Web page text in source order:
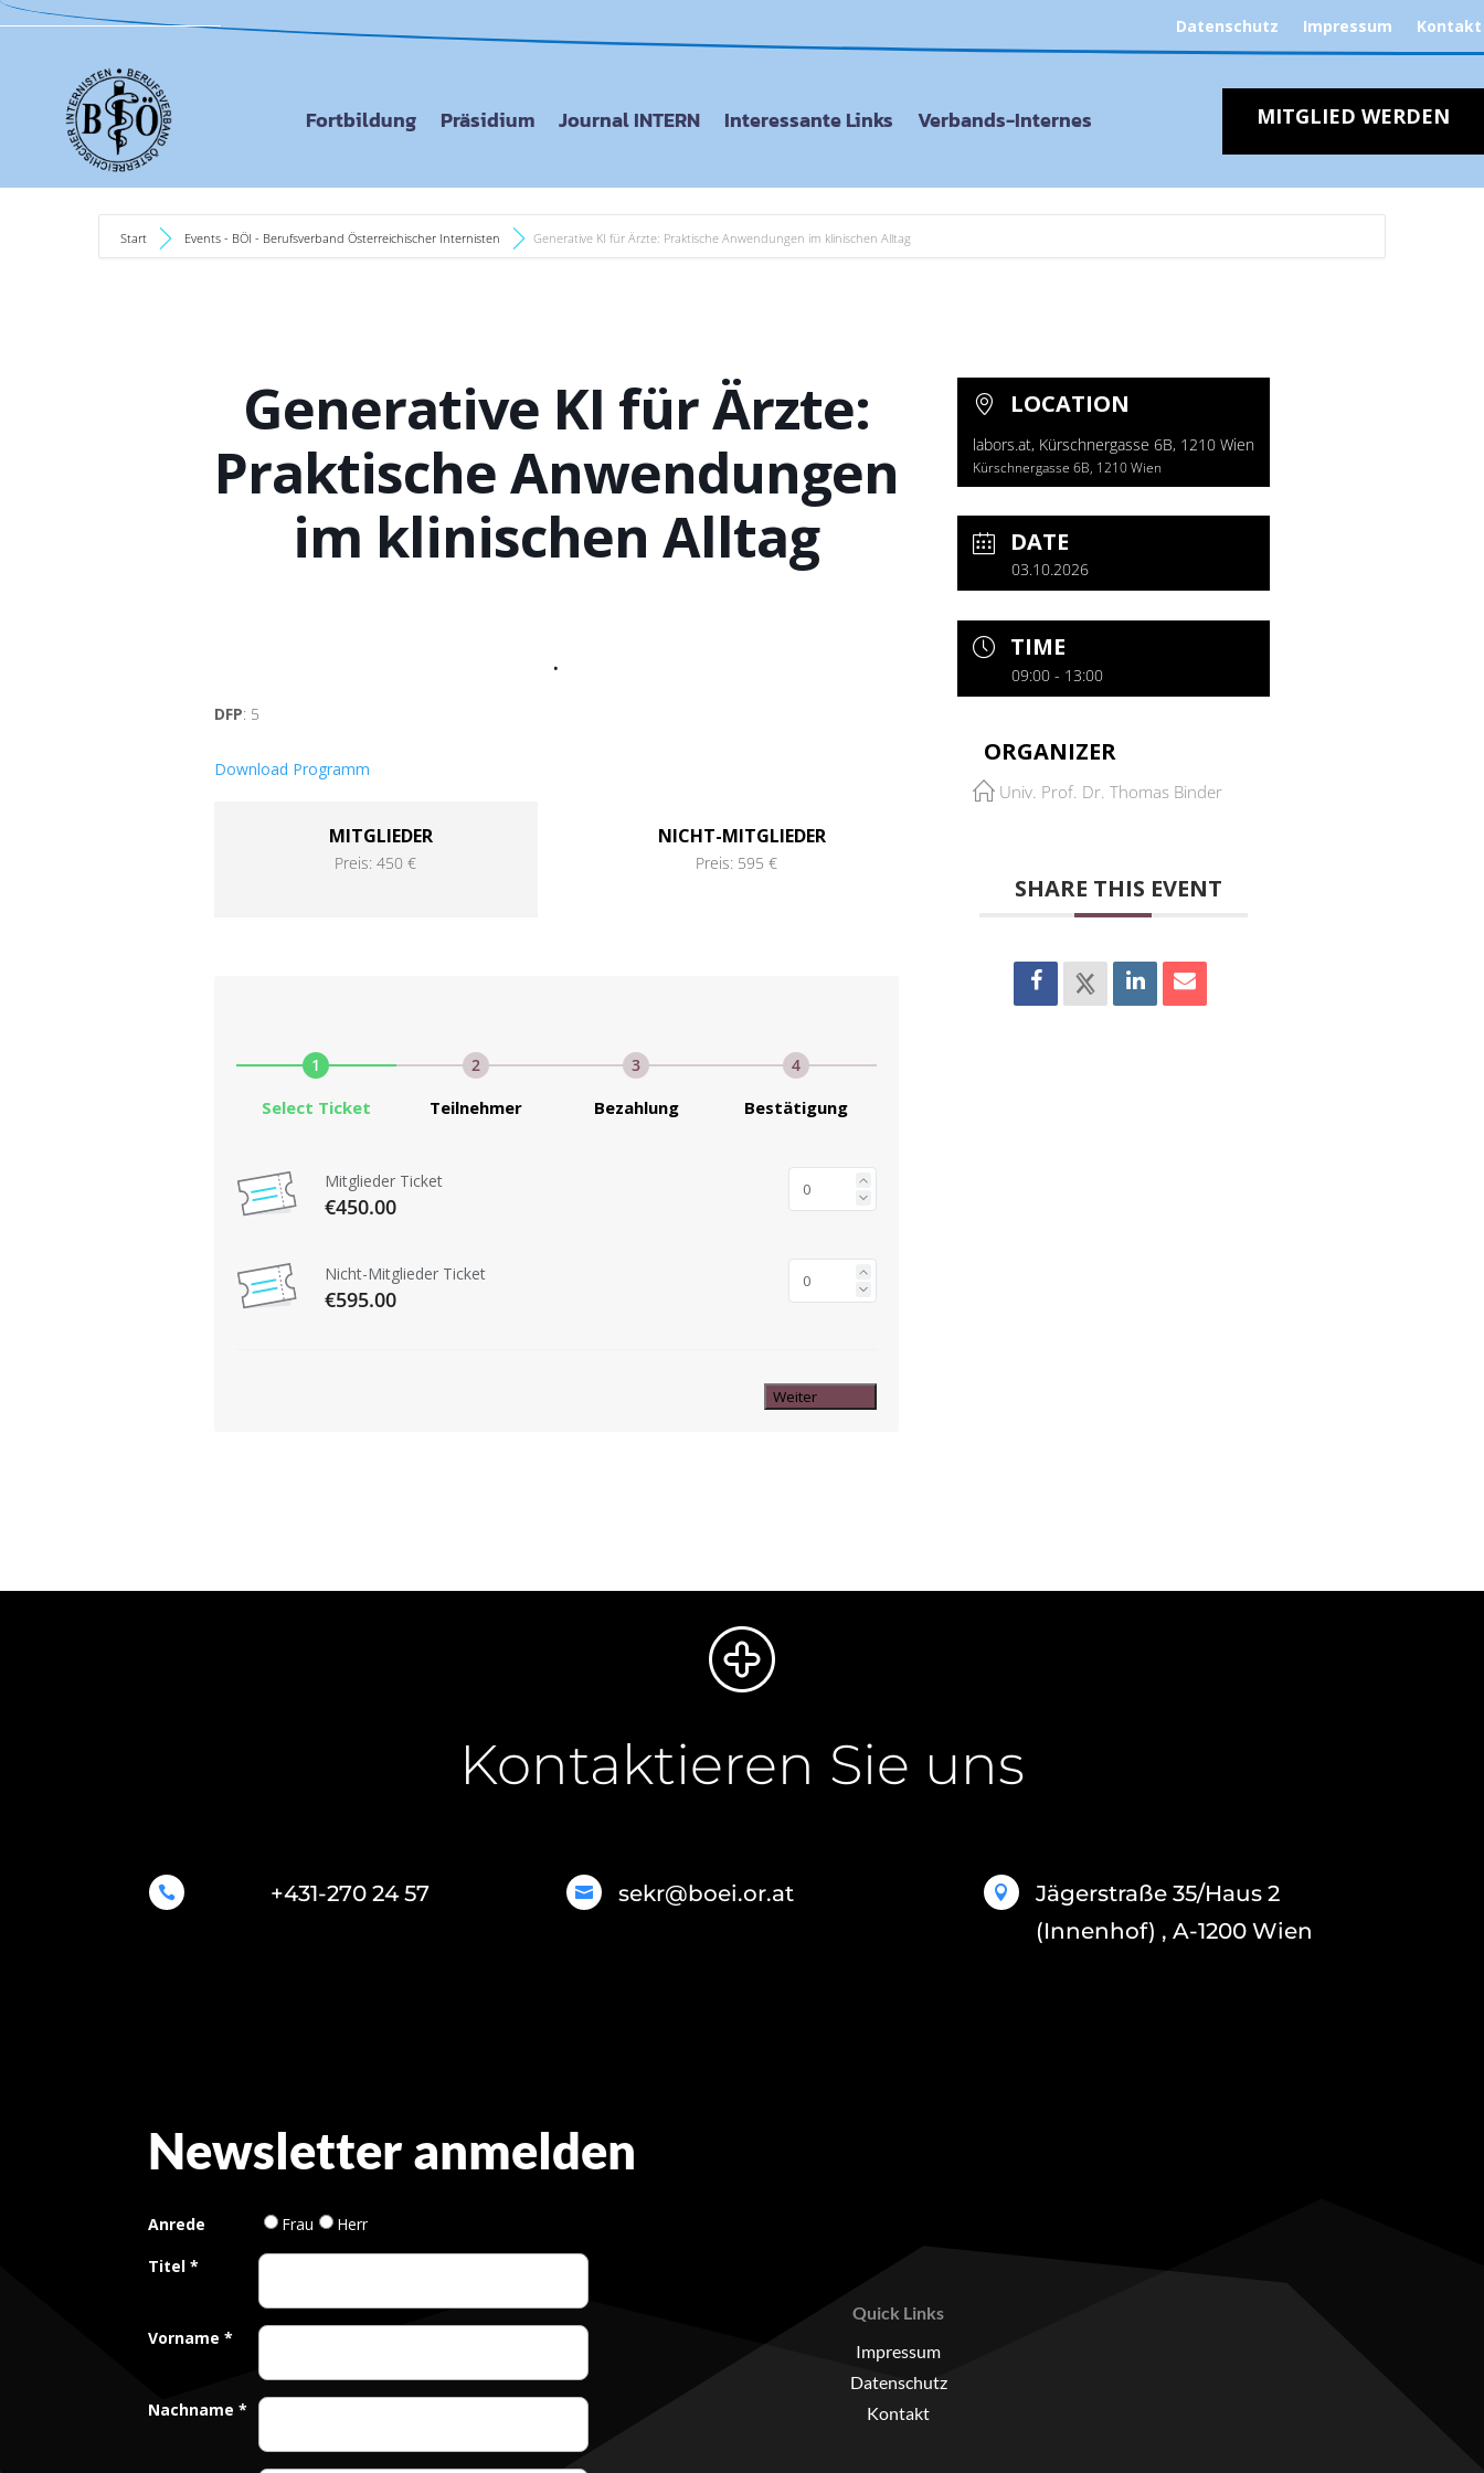
Datenschutz Impressum Kontakt
Fortbildung Präsidium Journal INTERN Interessante Links Verbands-Internes MITGLIED WERDEN
Start Events - BÖI - Berufsverband Österreichischer Internisten Generative KI für Ärzte: Praktische Anwendungen im klinischen Alltag
Generative KI für Ärzte:
Praktische Anwendungen
im klinischen Alltag
.
DFP: 5
Download Programm
MITGLIEDER
Preis: 450 €
NICHT-MITGLIEDER
Preis: 595 €
1
Select Ticket
2
Teilnehmer
3
Bezahlung
4
Bestätigung
Mitglieder Ticket
€450.00
Nicht-Mitglieder Ticket
€595.00
Weiter
LOCATION
labors.at, Kürschnergasse 6B, 1210 Wien
Kürschnergasse 6B, 1210 Wien
DATE
03.10.2026
TIME
09:00 - 13:00
ORGANIZER
Univ. Prof. Dr. Thomas Binder
SHARE THIS EVENT
Kontaktieren Sie uns
 +431-270 24 57  sekr@boei.or.at 
Jägerstraße 35/Haus 2
(Innenhof) , A-1200 Wien
Newsletter anmelden
Anrede Frau
Herr
Titel*
Vorname*
Nachname*
Quick Links
Impressum
Datenschutz
Kontakt